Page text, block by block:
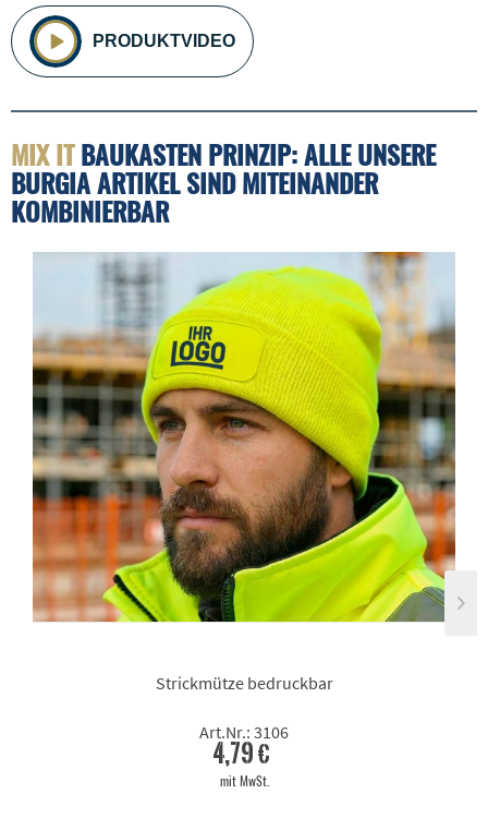
PRODUKTVIDEO
MIX ITBAUKASTEN PRINZIP: ALLE UNSERE
BURGIA ARTIKEL SIND MITEINANDER
KOMBINIERBAR
Strickmütze bedruckbar
Art.Nr.: 3106
4,79 €
mit MwSt.